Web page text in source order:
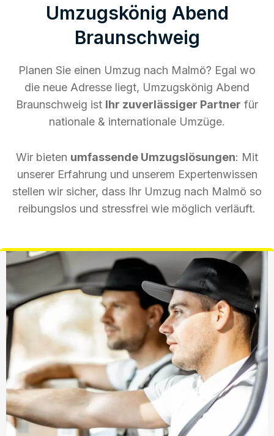
Umzugskönig Abend
Braunschweig
Planen Sie einen Umzug nach Malmö? Egal wo
die neue Adresse liegt, Umzugskönig Abend
Braunschweig ist Ihr zuverlässiger Partner für
nationale & internationale Umzüge.
Wir bieten umfassende Umzugslösungen: Mit
unserer Erfahrung und unserem Expertenwissen
stellen wir sicher, dass Ihr Umzug nach Malmö so
reibungslos und stressfrei wie möglich verläuft.